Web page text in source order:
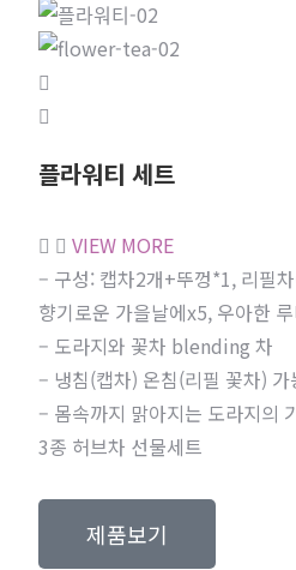
플라워티 세트
VIEW MORE
– 구성: 캡차2개+뚜껑*1, 리필
향기로운 가을날에x5, 우아한
– 도라지와 꽃차 blending 차
– 냉침(캡차) 온침(리필 꽃차) 가
– 몸속까지 맑아지는 도라지의
3종 허브차 선물세트
제품보기